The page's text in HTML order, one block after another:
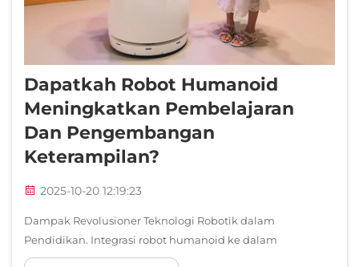
Dapatkah Robot Humanoid
Meningkatkan Pembelajaran
Dan Pengembangan
Keterampilan?
2025-10-20 12:19:23
Dampak Revolusioner Teknologi Robotik dalam
Pendidikan. Integrasi robot humanoid ke dalam
lingkungan pendidikan menandai pergeseran